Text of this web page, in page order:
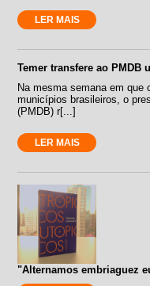
LER MAIS
Temer transfere ao PMDB
Na mesma semana em que
municípios brasileiros, o
(PMDB) r[...]
LER MAIS
"Alternamos embriaguez